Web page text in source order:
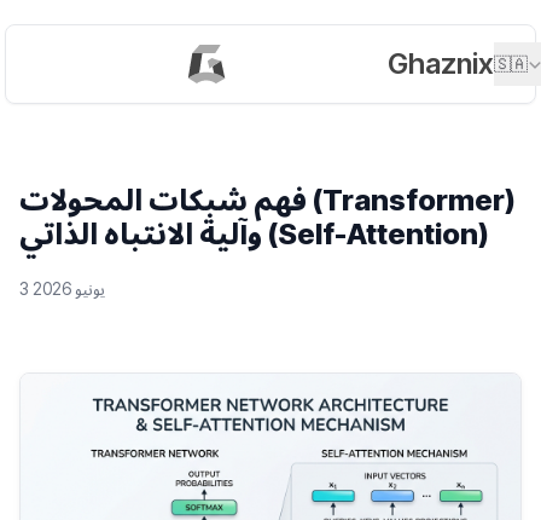
Ghaznix🇸🇦
فهم شبكات المحولات (Transformer)
وآلية الانتباه الذاتي (Self-Attention)
3 يونيو 2026